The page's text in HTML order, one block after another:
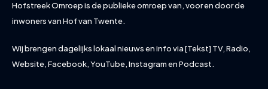
Hofstreek Omroep is de publieke omroep van, voor en door de
inwoners van Hof van Twente.
Wij brengen dagelijks lokaal nieuws en info via [Tekst] TV, Radio,
Website, Facebook, YouTube, Instagram en Podcast.